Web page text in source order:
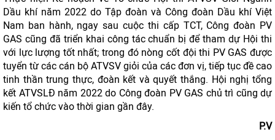
Dầu khí năm 2022 do Tập đoàn và Công đoàn Dầu khí Việt
Nam ban hành, ngay sau cuộc thi cấp TCT, Công đoàn PV
GAS cũng đã triển khai công tác chuẩn bị để tham dự Hội thi
với lực lượng tốt nhất; trong đó nòng cốt đội thi PV GAS được
tuyển từ các cán bộ ATVSV giỏi của các đơn vị, tiếp tục đề cao
tinh thần trung thực, đoàn kết và quyết thắng. Hội nghị tổng
kết ATVSLĐ năm 2022 do Công đoàn PV GAS chủ trì cũng dự
kiến tổ chức vào thời gian gần đây.
P.V